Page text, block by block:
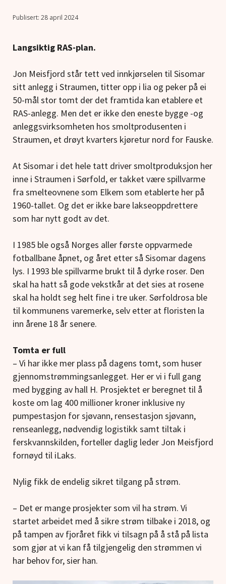
28 april 2024
Langsiktig RAS-plan.
Jon Meisfjord står tett ved innkjørselen til Sisomar
sitt anlegg i Straumen, titter opp i lia og peker på ei
50-mål stor tomt der det framtida kan etablere et
RAS-anlegg. Men det er ikke den eneste bygge -og
anleggsvirksomheten hos smoltprodusenten i
Straumen, et drøyt kvarters kjøretur nord for Fauske.
At Sisomar i det hele tatt driver smoltproduksjon her
inne i Straumen i Sørfold, er takket være spillvarme
fra smelteovnene som Elkem som etablerte her på
1960-tallet. Og det er ikke bare lakseoppdrettere
som har nytt godt av det.
I 1985 ble også Norges aller første oppvarmede
fotballbane åpnet, og året etter så Sisomar dagens
lys. I 1993 ble spillvarme brukt til å dyrke roser. Den
skal ha hatt så gode vekstkår at det sies at rosene
skal ha holdt seg helt fine i tre uker. Sørfoldrosa ble
til kommunens varemerke, selv etter at floristen la
inn årene 18 år senere.
Tomta er full
– Vi har ikke mer plass på dagens tomt, som huser
gjennomstrømmingsanlegget. Her er vi i full gang
med bygging av hall H. Prosjektet er beregnet til å
koste om lag 400 millioner kroner inklusive ny
pumpestasjon for sjøvann, rensestasjon sjøvann,
renseanlegg, nødvendig logistikk samt tiltak i
ferskvannskilden, forteller daglig leder Jon Meisfjord
fornøyd til iLaks.
Nylig fikk de endelig sikret tilgang på strøm.
– Det er mange prosjekter som vil ha strøm. Vi
startet arbeidet med å sikre strøm tilbake i 2018, og
på tampen av fjoråret fikk vi tilsagn på å stå på lista
som gjør at vi kan få tilgjengelig den strømmen vi
har behov for, sier han.